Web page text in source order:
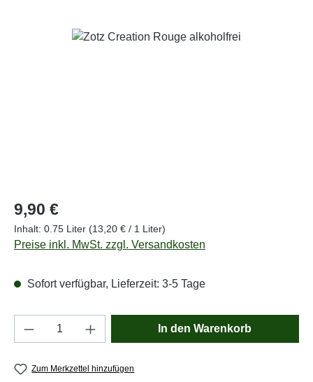
Bildergalerie überspringen
Regulärer Preis:
9,90 €
Inhalt: 0.75 Liter (13,20 € / 1 Liter)
Preise inkl. MwSt. zzgl. Versandkosten
Sofort verfügbar, Lieferzeit: 3-5 Tage
Produkt Anzahl: Gib den gewünschten
In den Warenkorb
Zum Merkzettel hinzufügen